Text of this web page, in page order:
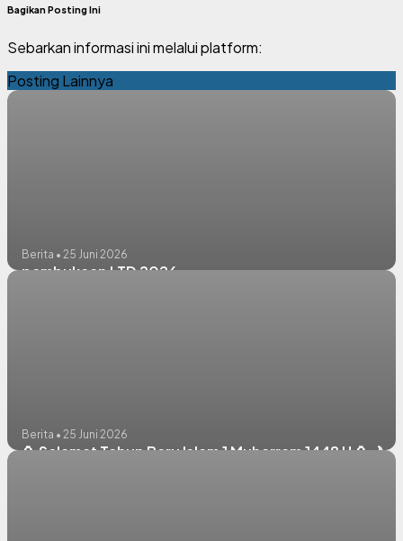
Bagikan Posting Ini
Sebarkan informasi ini melalui platform:
Posting Lainnya
Berita • 25 Juni 2026
pembukaan LTD 2026
Berita • 25 Juni 2026
🏮 Selamat Tahun Baru Islam 1 Muharram 1448 H 🏮🌙